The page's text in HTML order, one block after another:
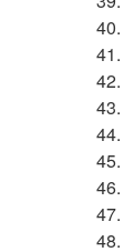
40.
41.
42.
43.
44.
45.
46.
47.
48.